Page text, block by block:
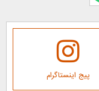
پیج اینستاگرام